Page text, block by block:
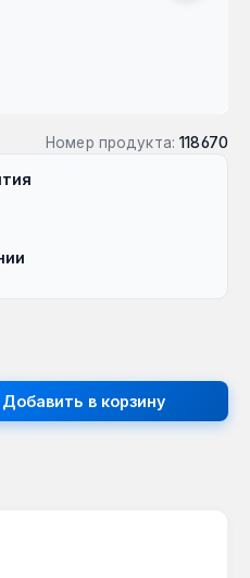
Номер продукта: 118670
введите
Добавить в корзину